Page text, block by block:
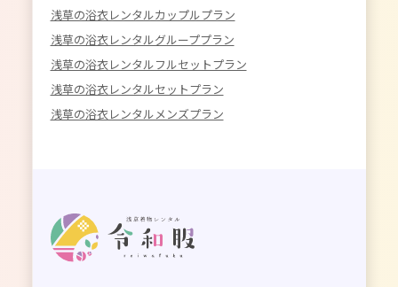
浅草の浴衣レンタルカップルプラン
浅草の浴衣レンタルグループプラン
浅草の浴衣レンタルフルセットプラン
浅草の浴衣レンタルセットプラン
浅草の浴衣レンタルメンズプラン